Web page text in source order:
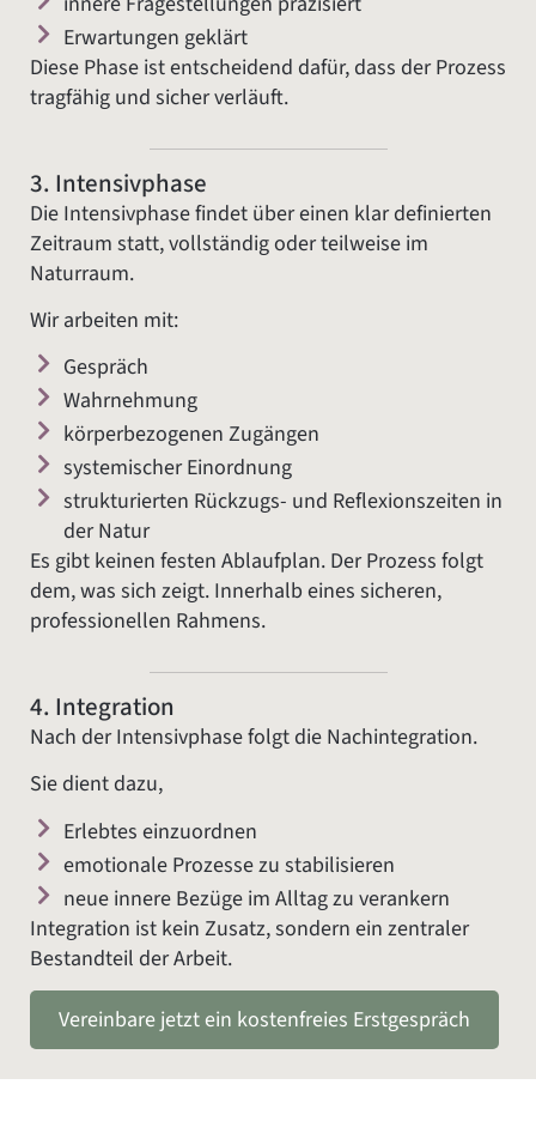
Erwartungen geklärt
Diese Phase ist entscheidend dafür, dass der Prozess
tragfähig und sicher verläuft.
3. Intensivphase
Die Intensivphase findet über einen klar definierten
Zeitraum statt, vollständig oder teilweise im
Naturraum.
Wir arbeiten mit:
Gespräch
Wahrnehmung
körperbezogenen Zugängen
systemischer Einordnung
strukturierten Rückzugs- und Reflexionszeiten in
der Natur
Es gibt keinen festen Ablaufplan. Der Prozess folgt
dem, was sich zeigt. Innerhalb eines sicheren,
professionellen Rahmens.
4. Integration
Nach der Intensivphase folgt die Nachintegration.
Sie dient dazu,
Erlebtes einzuordnen
emotionale Prozesse zu stabilisieren
neue innere Bezüge im Alltag zu verankern
Integration ist kein Zusatz, sondern ein zentraler
Bestandteil der Arbeit.
Vereinbare jetzt ein kostenfreies Erstgespräch